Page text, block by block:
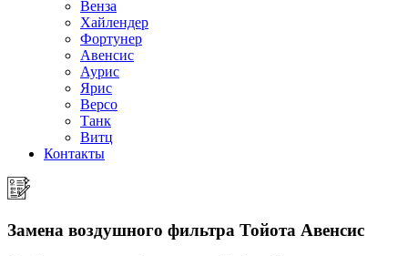
Венза
Хайлендер
Фортунер
Авенсис
Аурис
Ярис
Версо
Танк
Витц
Контакты
Замена воздушного фильтра Тойота Авенсис